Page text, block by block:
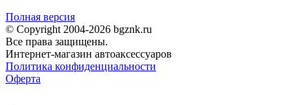
Полная версия
© Copyright 2004-2026 bgznk.ru
Все права защищены.
Интернет-магазин автоаксессуаров
Политика конфиденциальности
Оферта